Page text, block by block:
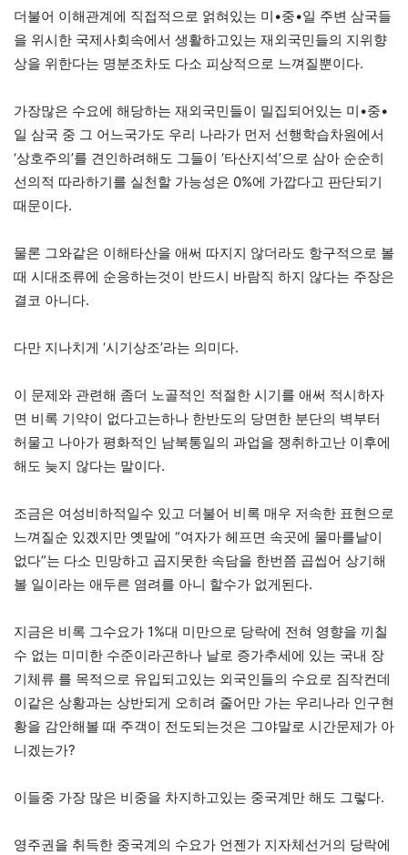
더불어 이해관계에 직접적으로 얽혀있는 미•중•일 주변 삼국들
을 위시한 국제사회속에서 생활하고있는 재외국민들의 지위향
상을 위한다는 명분조차도 다소 피상적으로 느껴질뿐이다.
가장많은 수요에 해당하는 재외국민들이 밀집되어있는 미•중•
일 삼국 중 그 어느국가도 우리 나라가 먼저 선행학습차원에서
‘상호주의’를 견인하려해도 그들이 ‘타산지석’으로 삼아 순순히
선의적 따라하기를 실천할 가능성은 0%에 가깝다고 판단되기
때문이다.
물론 그와같은 이해타산을 애써 따지지 않더라도 항구적으로 볼
때 시대조류에 순응하는것이 반드시 바람직 하지 않다는 주장은
결코 아니다.
다만 지나치게 ‘시기상조’라는 의미다.
이 문제와 관련해 좀더 노골적인 적절한 시기를 애써 적시하자
면 비록 기약이 없다고는하나 한반도의 당면한 분단의 벽부터
허물고 나아가 평화적인 남북통일의 과업을 쟁취하고난 이후에
해도 늦지 않다는 말이다.
조금은 여성비하적일수 있고 더불어 비록 매우 저속한 표현으로
느껴질순 있겠지만 옛말에 “여자가 헤프면 속곳에 물마를날이
없다”는 다소 민망하고 곱지못한 속담을 한번쯤 곱씹어 상기해
볼 일이라는 애두른 염려를 아니 할수가 없게된다.
지금은 비록 그수요가 1%대 미만으로 당락에 전혀 영향을 끼칠
수 없는 미미한 수준이라곤하나 날로 증가추세에 있는 국내 장
기체류 를 목적으로 유입되고있는 외국인들의 수요로 짐작컨데
이같은 상황과는 상반되게 오히려 줄어만 가는 우리나라 인구현
황을 감안해볼 때 주객이 전도되는것은 그야말로 시간문제가 아
니겠는가?
이들중 가장 많은 비중을 차지하고있는 중국계만 해도 그렇다.
영주권을 취득한 중국계의 수요가 언젠가 지자체선거의 당락에